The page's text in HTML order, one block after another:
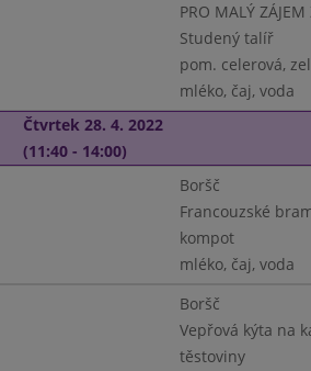
PRO MALÝ
Studený talíř
pom. celerová,
mléko, čaj, voda
Čtvrtek 28. 4. 2022
(11:40 - 14:00)
Boršč
Francouzské
kompot
mléko, čaj, voda
Boršč
Vepřová kýta na
těstoviny